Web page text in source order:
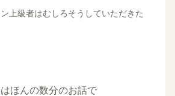
上級者はむしろそうしていただきた
ほんの数分のお話で